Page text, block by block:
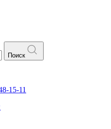
Поиск
15-11